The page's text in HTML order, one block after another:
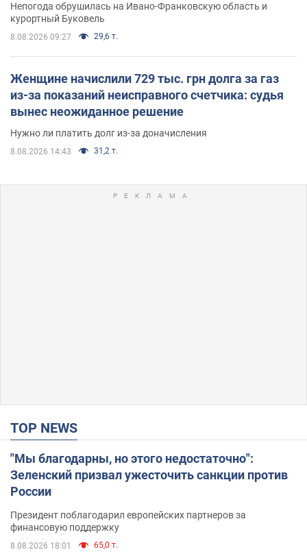
Непогода обрушилась на Ивано-Франковскую область и
курортный Буковель
8.08.2026 09:27 29,6 т.
Женщине начислили 729 тыс. грн долга за газ
из-за показаний неисправного счетчика: судья
вынес неожиданное решение
Нужно ли платить долг из-за доначисления
8.08.2026 14:43 31,2 т.
TOP NEWS
"Мы благодарны, но этого недостаточно":
Зеленский призвал ужесточить санкции против
России
Президент поблагодарил европейских партнеров за
финансовую поддержку
8.08.2026 18:01 65,0 т.